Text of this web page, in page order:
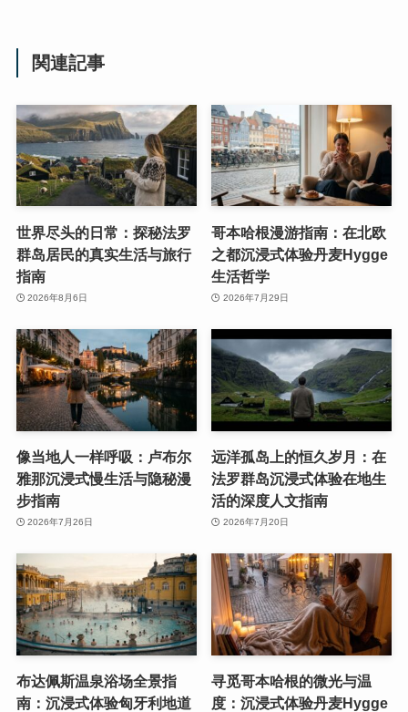
関連記事
世界尽头的日常：探秘法罗
群岛居民的真实生活与旅行
指南
2026年8月6日
哥本哈根漫游指南：在北欧
之都沉浸式体验丹麦Hygge
生活哲学
2026年7月29日
像当地人一样呼吸：卢布尔
雅那沉浸式慢生活与隐秘漫
步指南
2026年7月26日
远洋孤岛上的恒久岁月：在
法罗群岛沉浸式体验在地生
活的深度人文指南
2026年7月20日
布达佩斯温泉浴场全景指
南：沉浸式体验匈牙利地道
寻觅哥本哈根的微光与温
度：沉浸式体验丹麦Hygge